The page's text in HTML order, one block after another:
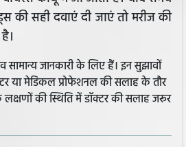
की सही दवाएं दी जाएं तो मरीज की
जानकारी के लिए हैं। इन सुझावों
या मेडिकल प्रोफेशनल की सलाह के तौर
लक्षणों की स्थिति में डॉक्टर की सलाह जरूर